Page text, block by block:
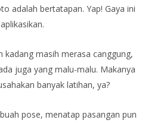
adalah bertatapan. Yap! Gaya ini
kadang masih merasa canggung,
juga yang malu-malu. Makanya
banyak latihan, ya?
pose, menatap pasangan pun